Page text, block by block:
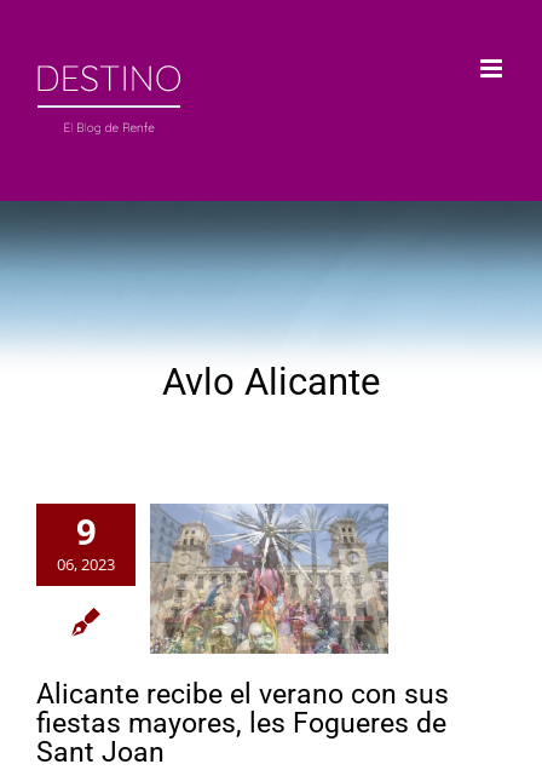
contenido
Avlo Alicante
9
06, 2023
Alicante recibe el verano con sus
fiestas mayores, les Fogueres de
Sant Joan